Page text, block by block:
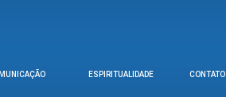
ESPIRITUALIDADE CONTATO